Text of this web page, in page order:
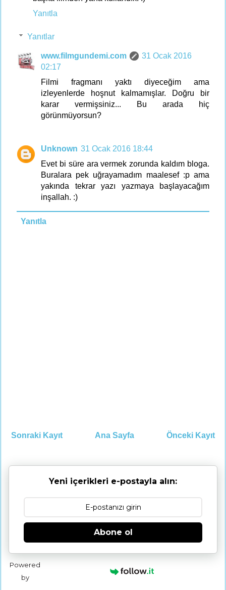
Yanıtla
Yanıtlar
www.filmgundemi.com
31 Ocak 2016
02:17
Filmi fragmanı yaktı diyeceğim ama
izleyenlerde hoşnut kalmamışlar. Doğru bir
karar vermişsiniz... Bu arada hiç
görünmüyorsun?
Unknown 31 Ocak 2016 18:44
Evet bi süre ara vermek zorunda kaldım bloga.
Buralara pek uğrayamadım maalesef :p ama
yakında tekrar yazı yazmaya başlayacağım
inşallah. :)
Yanıtla
Sonraki Kayıt Önceki Kayıt
Ana Sayfa
Yeni içerikleri e-postayla alın:
Abone ol
Powered
by